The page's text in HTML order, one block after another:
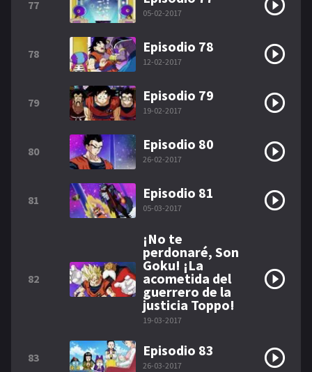
77
05-02-2017
78 Episodio 78
12-02-2017
79 Episodio 79
19-02-2017
80 Episodio 80
26-02-2017
81 Episodio 81
05-03-2017
82
¡No te
perdonaré, Son
Goku! ¡La
acometida del
guerrero de la
justicia Toppo!
19-03-2017
83 Episodio 83
26-03-2017